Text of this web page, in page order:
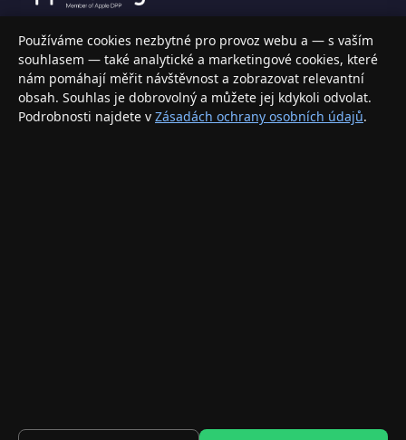
Váš specializovaný obchod s Apple produkty, příslušenstvím a
elektronikou. Nakupujte bezpečně a s jistotou.
INFORMACE
Doprava a doručení
© 2026 AppleGang.cz – Všechna práva vyhrazena
Používáme cookies nezbytné pro provoz webu a — s vaším
souhlasem — také analytické a marketingové cookies, které
nám pomáhají měřit návštěvnost a zobrazovat relevantní
obsah. Souhlas je dobrovolný a můžete jej kdykoli odvolat.
Podrobnosti najdete v Zásadách ochrany osobních údajů.